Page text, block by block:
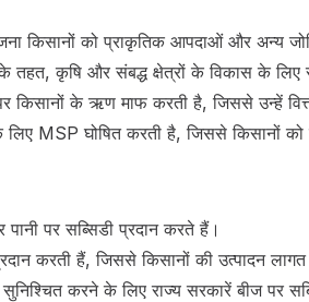
किसानों को प्राकृतिक आपदाओं और अन्य
तहत, कृषि और संबद्ध क्षेत्रों के विकास के लिए
के ऋण माफ करती है, जिससे उन्हें
MSP घोषित करती है, जिससे किसानों
पर सब्सिडी प्रदान करते हैं।
करती हैं, जिससे किसानों की उत्पादन
करने के लिए राज्य सरकारें बीज पर